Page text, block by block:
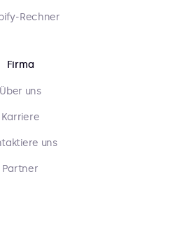
Rechner
Firma
Über uns
Karriere
uns
Partner